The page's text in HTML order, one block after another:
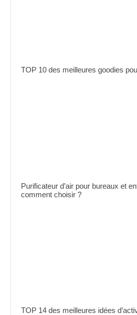
TOP 10 des meilleures goodies
Purificateur d’air pour bureaux et
comment choisir ?
TOP 14 des meilleures idées